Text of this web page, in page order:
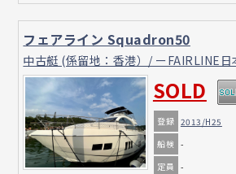
フェアライン Squadron50
中古艇 (係留地：香港）/ ーFAIRLINE
SOLD
登録 2013/H25
船検 -
定員 -